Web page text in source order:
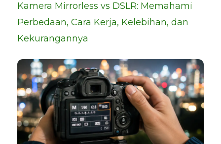
Kamera Mirrorless vs DSLR: Memahami
Perbedaan, Cara Kerja, Kelebihan, dan
Kekurangannya